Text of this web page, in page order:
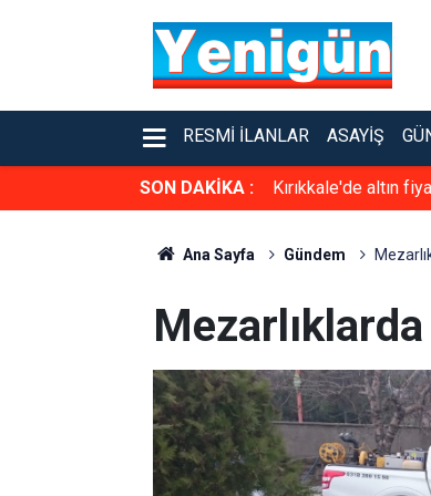
RESMI İLANLAR ASAYIŞ
SON DAKİKA : Kırıkkale'de altın
Ana Sayfa Gündem